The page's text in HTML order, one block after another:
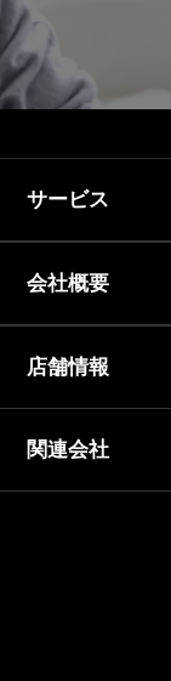
サービス
会社概要
店舗情報
関連会社